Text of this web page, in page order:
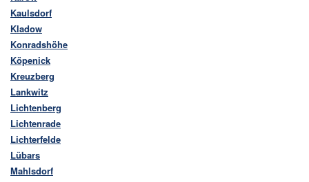
Kaulsdorf
Kladow
Konradshöhe
Köpenick
Kreuzberg
Lankwitz
Lichtenberg
Lichtenrade
Lichterfelde
Lübars
Mahlsdorf